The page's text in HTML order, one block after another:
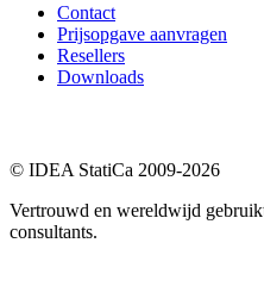
Contact
Prijsopgave aanvragen
Resellers
Downloads
© IDEA StatiCa 2009-2026
Vertrouwd en wereldwijd
consultants.